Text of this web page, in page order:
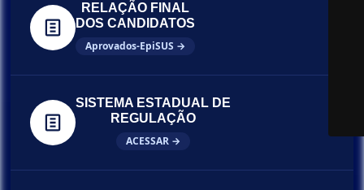
RELAÇÃO FINAL
DOS CANDIDATOS
Aprovados-EpiSUS →
SISTEMA ESTADUAL DE
REGULAÇÃO
ACESSAR →